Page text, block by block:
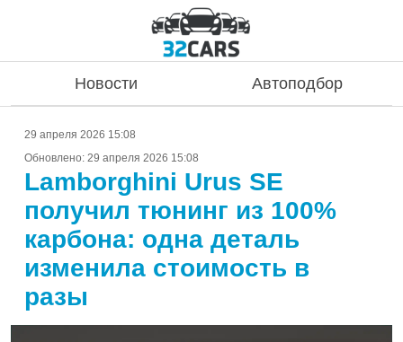
Новости Автоподбор
29 апреля 2026 15:08
Обновлено: 29 апреля 2026 15:08
Lamborghini Urus SE
получил тюнинг из 100%
карбона: одна деталь
изменила стоимость в
разы